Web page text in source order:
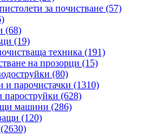
за почистване (57)
(68)
(19)
техника (191)
на прозорци (15)
(80)
и парочистачки (1310)
пароструйки (628)
машини (286)
(120)
(2630)